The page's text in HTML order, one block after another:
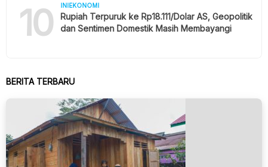
10 INIEKONOMI
Rupiah Terpuruk ke Rp18.111/Dolar AS, Geopolitik
dan Sentimen Domestik Masih Membayangi
BERITA TERBARU